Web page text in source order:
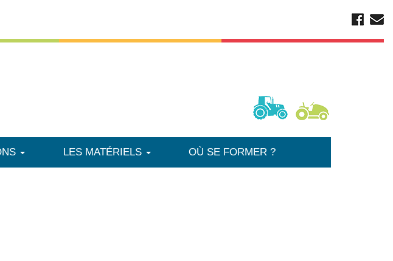
LES MATÉRIELS OÙ SE FORMER ?